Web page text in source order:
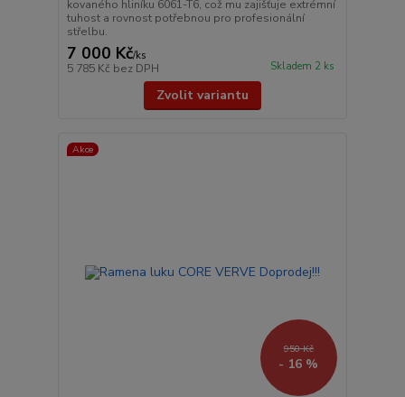
kovaného hliníku 6061-T6, což mu zajišťuje extrémní
tuhost a rovnost potřebnou pro profesionální
střelbu.
7 000 Kč/ks
5 785 Kč bez DPH Skladem 2 ks
Zvolit variantu
Akce
950 Kč
- 16 %